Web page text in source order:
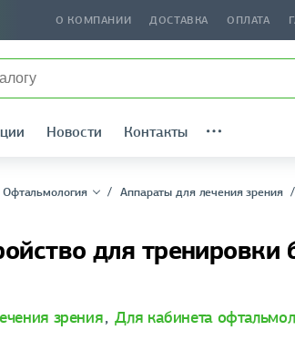
О КОМПАНИИ ДОСТАВКА ОПЛАТА
Новости Контакты
Офтальмология Аппараты для лечения зрения
для
зрения, Для кабинета